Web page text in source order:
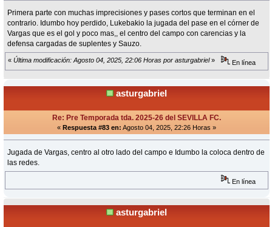
Primera parte con muchas imprecisiones y pases cortos que terminan en el
contrario. Idumbo hoy perdido, Lukebakio la jugada del pase en el córner de
Vargas que es el gol y poco mas,, el centro del campo con carencias y la
defensa cargadas de suplentes y Sauzo.
« Última modificación: Agosto 04, 2025, 22:06 Horas por asturgabriel» En línea
asturgabriel
Re: Pre Temporada tda. 2025-26 del SEVILLA FC.
« Respuesta #83 en: Agosto 04, 2025, 22:26 Horas »
Jugada de Vargas, centro al otro lado del campo e Idumbo la coloca dentro de
las redes.
En línea
asturgabriel